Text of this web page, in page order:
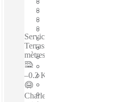
Services inclus / Bureaux privés
Terrasses et Jardins - 6 étages -
mètres de la Gare - Parking -
–0.2 Km
Charles de Gaulle